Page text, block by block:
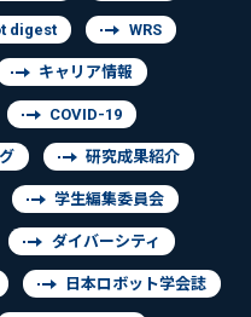
digest WRS
キャリア情報
COVID-19
研究成果紹介
学生編集委員会
ダイバーシティ
日本ロボット学会誌